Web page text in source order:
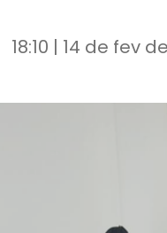
18:10 | 14 de fev